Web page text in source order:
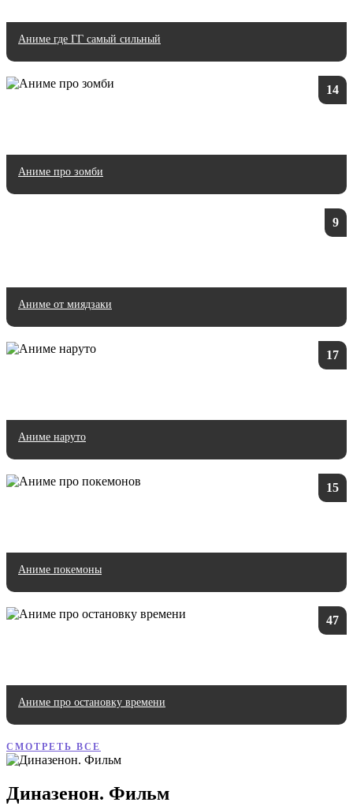
Аниме где ГГ самый сильный
14
Аниме про зомби
9
Аниме от миядзаки
17
Аниме наруто
15
Аниме покемоны
47
Аниме про остановку времени
СМОТРЕТЬ ВСЕ
Диназенон. Фильм